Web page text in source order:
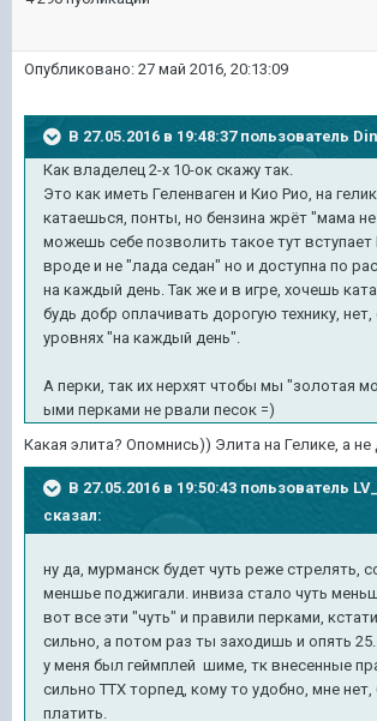
Опубликовано: 27 май 2016, 20:13:09
В 27.05.2016 в 19:48:37 пользователь
Как владелец 2-х 10-ок скажу так.
Это как иметь Геленваген и Кио Рио, на
катаешься, понты, но бензина жрёт "мама
можешь себе позволить такое тут вступает
вроде и не "лада седан" но и доступна по
на каждый день. Так же и в игре, хочешь
будь добр оплачивать дорогую технику, нет,
уровнях "на каждый день".
А перки, так их нерхят чтобы мы "золотая
ыми перками не рвали песок =)
Какая элита? Опомнись)) Элита на Гелике, а
В 27.05.2016 в 19:50:43 пользователь
сказал:
ну да, мурманск будет чуть реже стрелять,
меншье поджигали. инвиза стало чуть
вот все эти "чуть" и правили перками,
сильно, а потом раз ты заходишь и опять
у меня был геймплей шиме, тк внесенные
сильно ТТХ торпед, кому то удобно, мне
платить.